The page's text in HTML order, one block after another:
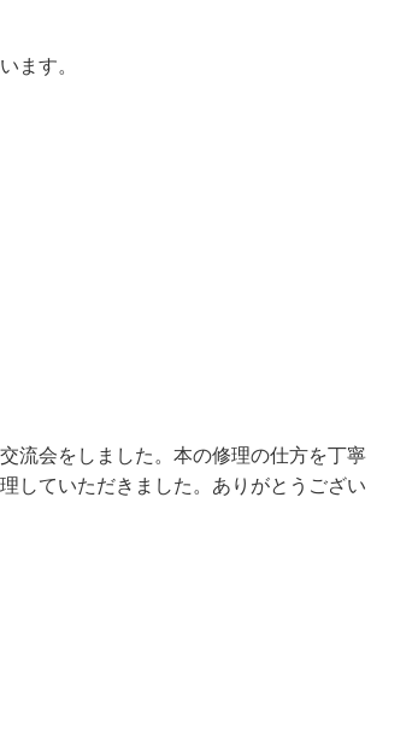
ます。
流会をしました。本の修理の仕方を丁寧
していただきました。ありがとうござい